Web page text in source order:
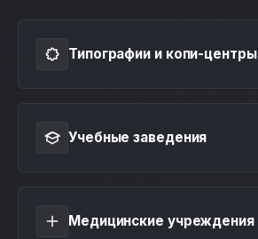
Типографии и копи-центры
Учебные заведения
Медицинские учреждения